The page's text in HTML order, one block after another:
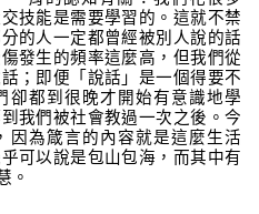
技能是需要學習的。這就不禁
的人一定都曾經被別人說的話
發生的頻率這麼高，但我們從
；即便「說話」是一個得要不
卻都到很晚才開始有意識地學
我們被社會教過一次之後。今
因為箴言的內容就是這麼生活
可以說是包山包海，而其中有
。